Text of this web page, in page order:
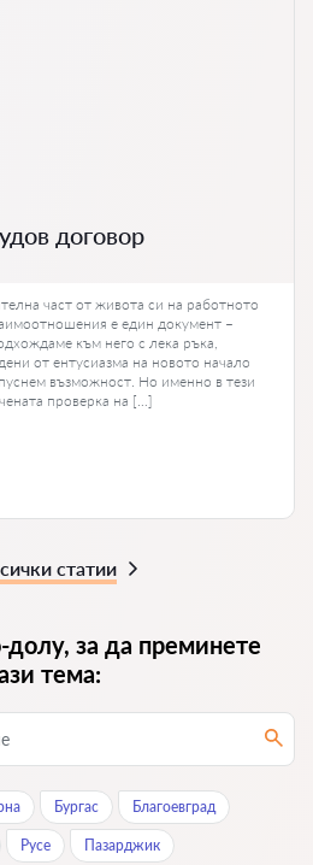
договор
част от живота си на работното
е един документ –
към него с лека ръка,
от ентусиазма на новото начало
възможност. Но именно в тези
проверка на […]
статии
долу, за да преминете
тема:
Бургас Благоевград
Русе Пазарджик